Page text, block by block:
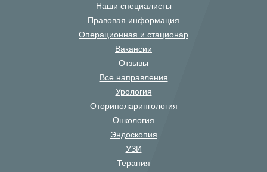
Наши специалисты
Правовая информация
Операционная и стационар
Вакансии
Отзывы
Все направления
Урология
Оториноларингология
Онкология
Эндоскопия
УЗИ
Терапия